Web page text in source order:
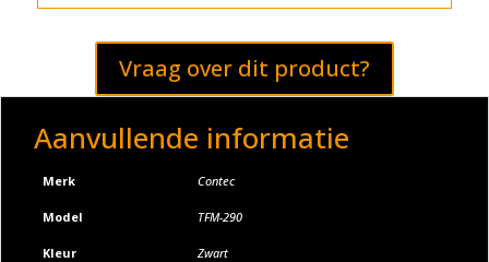
Vraag over dit product?
Aanvullende informatie
Merk Contec
Model TFM-290
Kleur Zwart